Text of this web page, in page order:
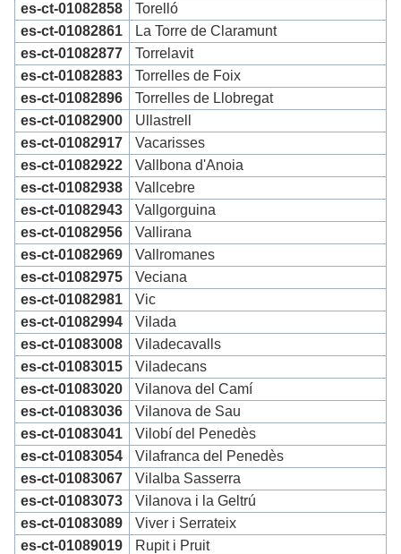
es-ct-01082858
Torelló
es-ct-01082861
La Torre de Claramunt
es-ct-01082877
Torrelavit
es-ct-01082883
Torrelles de Foix
es-ct-01082896
Torrelles de Llobregat
es-ct-01082900
Ullastrell
es-ct-01082917
Vacarisses
es-ct-01082922
Vallbona d'Anoia
es-ct-01082938
Vallcebre
es-ct-01082943
Vallgorguina
es-ct-01082956
Vallirana
es-ct-01082969
Vallromanes
es-ct-01082975
Veciana
es-ct-01082981
Vic
es-ct-01082994
Vilada
es-ct-01083008
Viladecavalls
es-ct-01083015
Viladecans
es-ct-01083020
Vilanova del Camí
es-ct-01083036
Vilanova de Sau
es-ct-01083041
Vilobí del Penedès
es-ct-01083054
Vilafranca del Penedès
es-ct-01083067
Vilalba Sasserra
es-ct-01083073
Vilanova i la Geltrú
es-ct-01083089
Viver i Serrateix
es-ct-01089019
Rupit i Pruit